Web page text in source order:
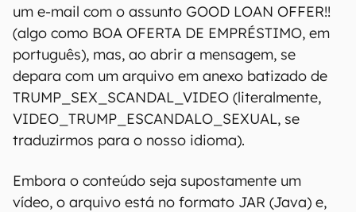
um e-mail com o assunto GOOD LOAN OFFER!!
(algo como BOA OFERTA DE EMPRÉSTIMO, em
português), mas, ao abrir a mensagem, se
depara com um arquivo em anexo batizado de
TRUMP_SEX_SCANDAL_VIDEO (literalmente,
VIDEO_TRUMP_ESCANDALO_SEXUAL, se
traduzirmos para o nosso idioma).
Embora o conteúdo seja supostamente um
vídeo, o arquivo está no formato JAR (Java) e,